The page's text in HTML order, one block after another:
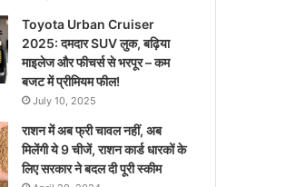
Toyota Urban Cruiser
2025: दमदार SUV लुक, बढ़िया
माइलेज और फीचर्स से भरपूर – कम
बजट में प्रीमियम फील!
July 10, 2025
राशन में अब फ्री चावल नहीं, अब
मिलेंगी ये 9 चीजें, राशन कार्ड धारकों के
लिए सरकार ने बदल दी पूरी स्कीम